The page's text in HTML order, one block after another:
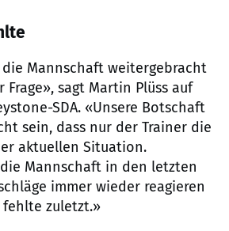
die Mannschaft weitergebracht
Frage», sagt Martin Plüss auf
SDA. «Unsere Botschaft
sein, dass nur der Trainer die
aktuellen Situation.
Mannschaft in den letzten
immer wieder reagieren
fehlte zuletzt.»